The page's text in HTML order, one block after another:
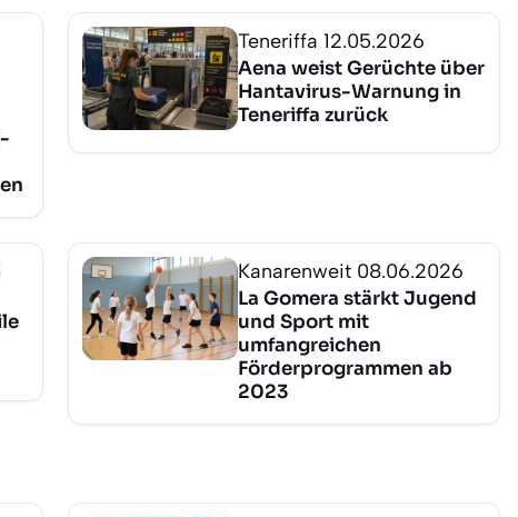
Teneriffa 12.05.2026
Aena weist Gerüchte über
Hantavirus-Warnung in
Teneriffa zurück
Kanarenweit 08.06.2026
La Gomera stärkt Jugend
und Sport mit
umfangreichen
Förderprogrammen ab
2023